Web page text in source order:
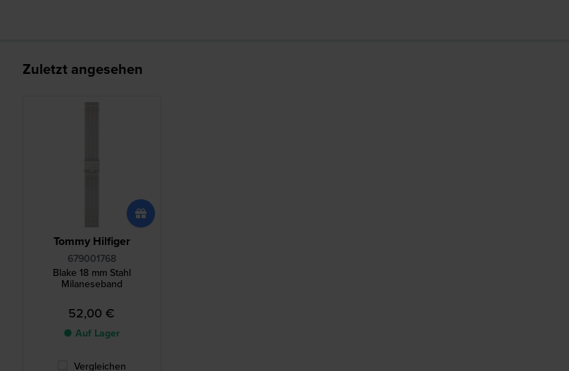
Zuletzt angesehen
Tommy Hilfiger
679001768
Blake 18 mm Stahl
Milaneseband
52,00 €
● Auf Lager
Vergleichen